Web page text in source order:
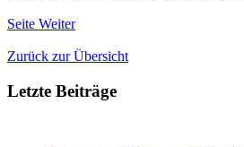
Seite Weiter
Zurück zur Übersicht
Letzte Beiträge